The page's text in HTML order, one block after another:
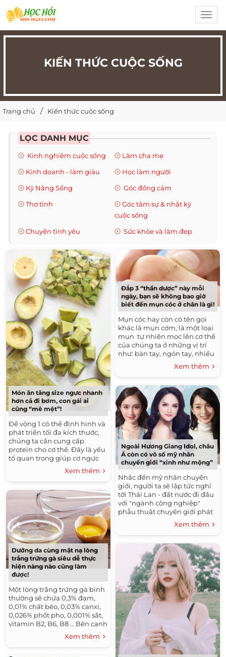
KIẾN THỨC CUỘC SỐNG
Trang chủ Kiến thức cuộc sống
LỌC DANH MỤC
Kinh nghiệm cuộc sống
Làm cha mẹ
Kinh doanh - làm giàu
Học làm người
Kỹ Năng Sống
Góc đồng cảm
Thơ tình
Góc tâm sự & nhật ký
cuộc sống
Chuyện tình yêu
Sức khỏe và làm đẹp
Món ăn tăng size ngực nhanh
hơn cả đi bơm, con gái ai
cũng “mê mệt”!
Để vòng 1 có thể định hình và
phát triển tối đa kích thước,
chúng ta cần cung cấp
protein cho cơ thể. Đây là yếu
tố quan trọng giúp cơ ngực
săn chắc, đàn hồi tốt và tham
gia vào quá trình...
Xem thêm
Dưỡng da cùng mặt nạ lòng
trắng trứng gà siêu dễ thực
hiện nàng nào cũng làm
được!
Một lòng trắng trứng gà bình
thường sẽ chứa 0,3% đạm,
0,01% chất béo, 0,03% canxi,
0,026% phốt pho, 0,001% sắt,
vitamin B2, B6, B8 … Bên cạnh
đó, hơn một nửa lượng
protein của quả trứng có
trong...
Xem thêm
Đắp 3 “thần dược” này mỗi
ngày, bạn sẽ không bao giờ
biết đến mụn cóc ở chân là gì!
Mụn cóc hay còn có tên gọi
khác là mụn cơm, là một loại
mụn tự nhiên mọc lên cơ thể
của chúng ta ở những vị trí
như: bàn tay, ngón tay, nhiều
nhất là ở chân khiến chúng ta
Xem thêm
Ngoài Hương Giang Idol, châu
Á còn có vô số mỹ nhân
chuyển giới “xinh như mộng”
Nhắc đến mỹ nhân chuyển
giới, người ta sẽ lập tức nghĩ
tới Thái Lan - đất nước đi đầu
với "ngành công nghiệp"
phẫu thuật chuyển giới phát
triển và ưa chuộng hàng đầu
Xem thêm